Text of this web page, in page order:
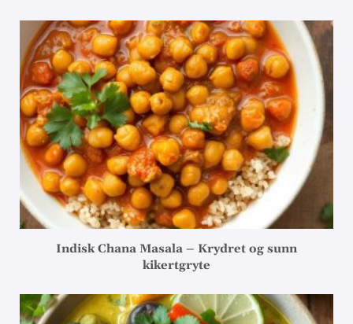
Indisk Chana Masala – Krydret og sunn
kikertgryte